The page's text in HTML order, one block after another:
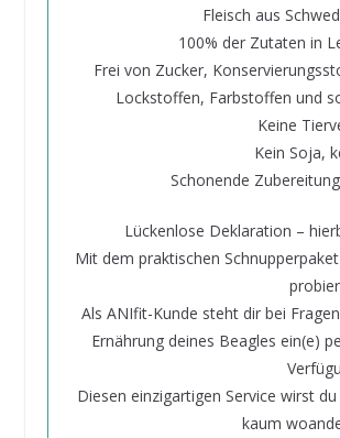
Fleisch aus
100% der Zutaten in
Frei von Zucker,
Lockstoffen, Farbstoffen und
Keine
Kein Soja,
Schonende
Lückenlose Deklaration –
Mit dem praktischen
Als ANIfit-Kunde steht dir bei
Ernährung deines Beagles ein(e)
Diesen einzigartigen Service wirst
kaum